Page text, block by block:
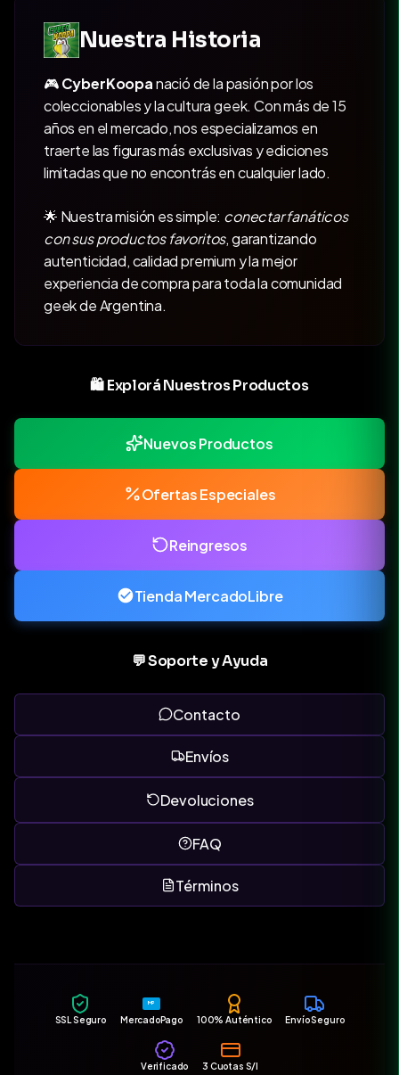
Nuestra Historia
🎮CyberKoopanació de la pasión por los
coleccionables y la cultura geek. Con más de 15
años en el mercado, nos especializamos en
traerte las figuras más exclusivas y ediciones
limitadas que no encontrás en cualquier lado.
🌟 Nuestra misión es simple: conectar fanáticos
con sus productos favoritos, garantizando
autenticidad, calidad premium y la mejor
experiencia de compra para toda la comunidad
geek de Argentina.
🛍️ Explorá Nuestros Productos
Nuevos Productos
Ofertas Especiales
Reingresos
Tienda MercadoLibre
💬 Soporte y Ayuda
Contacto
Envíos
Devoluciones
FAQ
Términos
SSL Seguro
MP
MercadoPago 100% Auténtico Envío Seguro
Verificado 3 Cuotas S/I